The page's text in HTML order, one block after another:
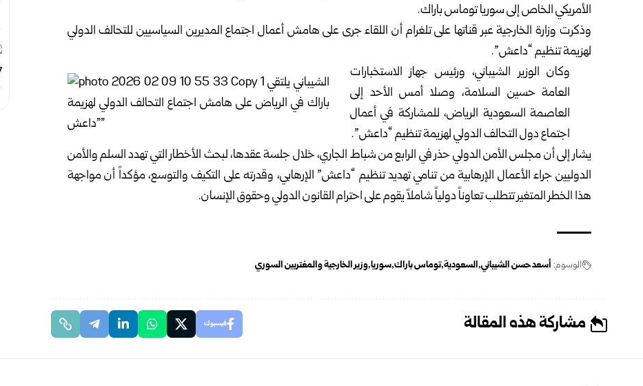
الأمريكي الخاص إلىسورياتوماس باراك.
وذكرت وزارة الخارجيةعبر قناتها على تلغرام أن اللقاء جرى على هامش أعمال اجتماع المديرين السياسيين للتحالف الدولي
لهزيمة تنظيم “داعش”.
وكان الوزير الشيباني، ورئيس جهاز الاستخبارات
العامة حسين السلامة، وصلا أمس الأحد إلى
العاصمة السعودية الرياض، للمشاركة في أعمال
اجتماع دول التحالف الدولي لهزيمة تنظيم “داعش”.
يشار إلى أن مجلس الأمن الدولي حذر في الرابع من شباط الجاري، خلال جلسة عقدها، لبحث الأخطار التي تهدد السلم والأمن
الدوليين جراء الأعمال الإرهابية من تنامي تهديد تنظيم “داعش” الإرهابي، وقدرته على التكيف والتوسع، مؤكداً أن مواجهة
هذا الخطر المتغير تتطلب تعاوناً دولياً شاملاً يقوم على احترام القانون الدولي وحقوق الإنسان.
الوسوم: أسعد حسن الشيباني السعودية توماس باراك سوريا وزير الخارجية والمغتربين السوري
مشاركة هذه المقالة فيسبوك